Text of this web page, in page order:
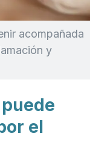
acompañada
y
el